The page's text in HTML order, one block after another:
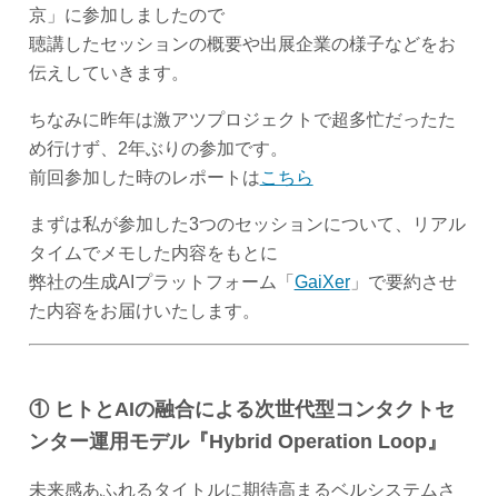
京」に参加しましたので
聴講したセッションの概要や出展企業の様子などをお
伝えしていきます。
ちなみに昨年は激アツプロジェクトで超多忙だったた
め行けず、2年ぶりの参加です。
前回参加した時のレポートはこちら
まずは私が参加した3つのセッションについて、リアル
タイムでメモした内容をもとに
弊社の生成AIプラットフォーム「 GaiXer」で要約させ
た内容をお届けいたします。
① ヒトとAIの融合による次世代型コンタクトセ
ンター運用モデル『Hybrid Operation Loop』
未来感あふれるタイトルに期待高まるベルシステムさ